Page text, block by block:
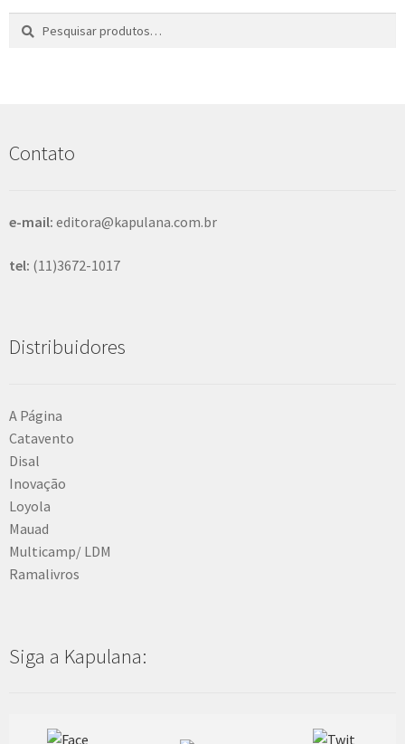
Pesquisar
a
Contato
e-mail: editora@kapulana.com.br
tel: (11)3672-1017
Distribuidores
A Página
Catavento
Disal
Inovação
Loyola
Mauad
Multicamp/ LDM
Ramalivros
Siga a Kapulana: